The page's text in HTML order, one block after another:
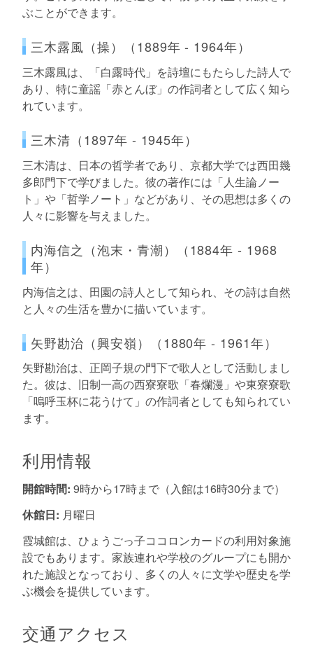
ぶことができます。
三木露風（操）（1889年 - 1964年）
三木露風は、「白露時代」を詩壇にもたらした詩人で
あり、特に童謡「赤とんぼ」の作詞者として広く知ら
れています。
三木清（1897年 - 1945年）
三木清は、日本の哲学者であり、京都大学では西田幾
多郎門下で学びました。彼の著作には「人生論ノー
ト」や「哲学ノート」などがあり、その思想は多くの
人々に影響を与えました。
内海信之（泡末・青潮）（1884年 - 1968
年）
内海信之は、田園の詩人として知られ、その詩は自然
と人々の生活を豊かに描いています。
矢野勘治（興安嶺）（1880年 - 1961年）
矢野勘治は、正岡子規の門下で歌人として活動しまし
た。彼は、旧制一高の西寮寮歌「春爛漫」や東寮寮歌
「嗚呼玉杯に花うけて」の作詞者としても知られてい
ます。
利用情報
開館時間: 9時から17時まで（入館は16時30分まで）
休館日: 月曜日
霞城館は、ひょうごっ子ココロンカードの利用対象施
設でもあります。家族連れや学校のグループにも開か
れた施設となっており、多くの人々に文学や歴史を学
ぶ機会を提供しています。
交通アクセス